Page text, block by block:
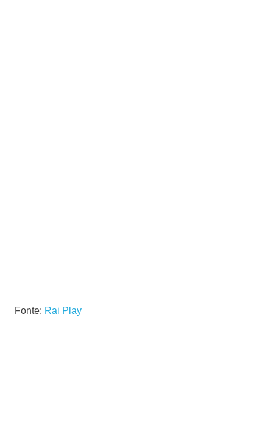
Fonte: Rai Play